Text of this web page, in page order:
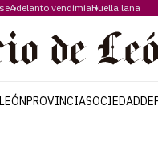
Adelanto vendimiaHuella lana
LEÓNPROVINCIASOCIEDAD